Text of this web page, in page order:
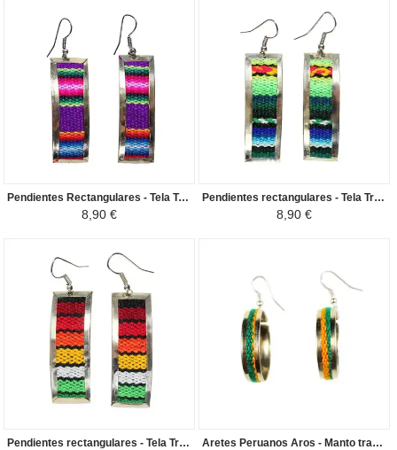
Pendientes Rectangulares - Tela Tradicional Peruana - Púrpura colorido
8,90 €
Pendientes rectangulares - Tela Tradicional Peruana - colorido verde azul
8,90 €
Pendientes rectangulares - Tela Tradicional Peruana - Rojo colorido Aretes Peruanos Aros - Manto tradicional Peruano - Verde / Amarillo